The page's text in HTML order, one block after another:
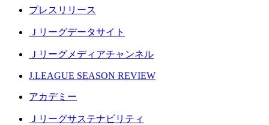
プレスリリース
Ｊリーグデータサイト
Ｊリーグメディアチャンネル
J.LEAGUE SEASON REVIEW
アカデミー
Ｊリーグサステナビリティ